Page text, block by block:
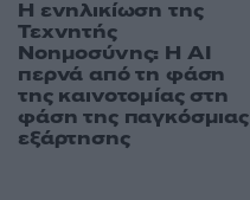
Η ενηλικίωση της
Τεχνητής
Νοημοσύνης: Η AI
περνά από τη φάση
της καινοτομίας στη
φάση της παγκόσμιας
εξάρτησης